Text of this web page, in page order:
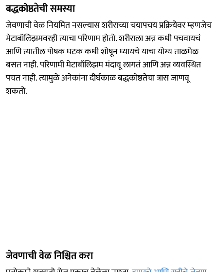
बद्धकोष्ठतेची समस्या
जेवणाची वेळ नियमित नसल्यास शरीराच्या चयापचय प्रक्रियेवर म्हणजेच
मेटाबॉलिझमवरही त्याचा परिणाम होतो. शरीराला अन्न कधी पचवायचं
आणि त्यातील पोषक घटक कधी शोषून घ्यायचे याचा योग्य ताळमेळ
बसत नाही. परिणामी मेटाबॉलिझम मंदावू लागतं आणि अन्न व्यवस्थित
पचत नाही. त्यामुळे अनेकांना दीर्घकाळ बद्धकोष्ठतेचा त्रास जाणवू
शकतो.
जेवणाची वेळ निश्चित करा